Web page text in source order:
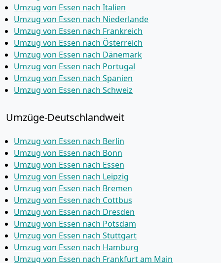
Umzug von Essen nach Italien
Umzug von Essen nach Niederlande
Umzug von Essen nach Frankreich
Umzug von Essen nach Österreich
Umzug von Essen nach Dänemark
Umzug von Essen nach Portugal
Umzug von Essen nach Spanien
Umzug von Essen nach Schweiz
Umzüge-Deutschlandweit
Umzug von Essen nach Berlin
Umzug von Essen nach Bonn
Umzug von Essen nach Essen
Umzug von Essen nach Leipzig
Umzug von Essen nach Bremen
Umzug von Essen nach Cottbus
Umzug von Essen nach Dresden
Umzug von Essen nach Potsdam
Umzug von Essen nach Stuttgart
Umzug von Essen nach Hamburg
Umzug von Essen nach Frankfurt am Main